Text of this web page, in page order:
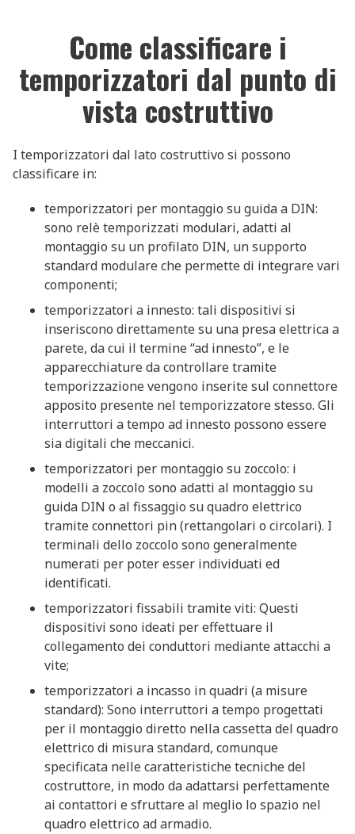
Come classificare i
temporizzatori dal punto di
vista costruttivo
I temporizzatori dal lato costruttivo si possono
classificare in:
temporizzatori per montaggio su guida a DIN:
sono relè temporizzati modulari, adatti al
montaggio su un profilato DIN, un supporto
standard modulare che permette di integrare vari
componenti;
temporizzatori a innesto: tali dispositivi si
inseriscono direttamente su una presa elettrica a
parete, da cui il termine “ad innesto”, e le
apparecchiature da controllare tramite
temporizzazione vengono inserite sul connettore
apposito presente nel temporizzatore stesso. Gli
interruttori a tempo ad innesto possono essere
sia digitali che meccanici.
temporizzatori per montaggio su zoccolo: i
modelli a zoccolo sono adatti al montaggio su
guida DIN o al fissaggio su quadro elettrico
tramite connettori pin (rettangolari o circolari). I
terminali dello zoccolo sono generalmente
numerati per poter esser individuati ed
identificati.
temporizzatori fissabili tramite viti: Questi
dispositivi sono ideati per effettuare il
collegamento dei conduttori mediante attacchi a
vite;
temporizzatori a incasso in quadri (a misure
standard): Sono interruttori a tempo progettati
per il montaggio diretto nella cassetta del quadro
elettrico di misura standard, comunque
specificata nelle caratteristiche tecniche del
costruttore, in modo da adattarsi perfettamente
ai contattori e sfruttare al meglio lo spazio nel
quadro elettrico ad armadio.